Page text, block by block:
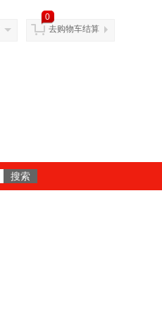
0
去购物车结算